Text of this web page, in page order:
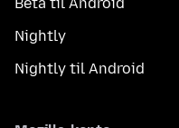
Nightly
Nightly til Android